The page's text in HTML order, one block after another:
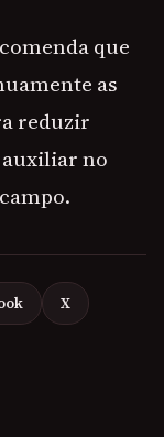
que
as
reduzir
auxiliar no
X